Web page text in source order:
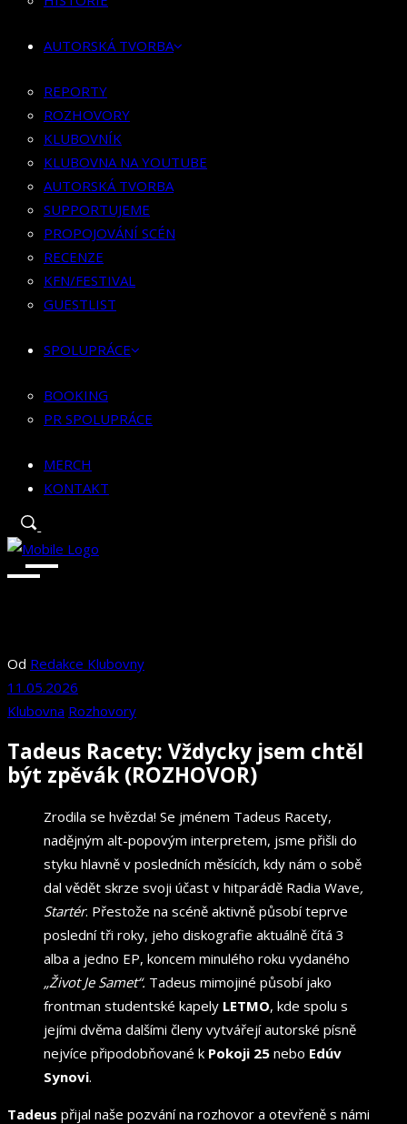
KLUBOVNA NA YOUTUBE
SUPPORTUJEME
PROPOJOVÁNÍ SCÉN
RECENZE
KFN/FESTIVAL
GUESTLIST
SPOLUPRÁCE
BOOKING
PR SPOLUPRÁCE
MERCH
AUTORSKÁ TVORBA
REPORTY
ROZHOVORY
KLUBOVNÍK
KLUBOVNA NA YOUTUBE
AUTORSKÁ TVORBA
SUPPORTUJEME
PROPOJOVÁNÍ SCÉN
RECENZE
KFN/FESTIVAL
GUESTLIST
SPOLUPRÁCE
BOOKING
PR SPOLUPRÁCE
MERCH
KONTAKT
Od Redakce Klubovny
11.05.2026
Klubovna Rozhovory
Tadeus Racety: Vždycky jsem chtěl
být zpěvák (ROZHOVOR)
Zrodila se hvězda! Se jménem Tadeus Racety,
nadějným alt-popovým interpretem, jsme přišli do
styku hlavně v posledních měsících, kdy nám o sobě
dal vědět skrze svoji účast v hitparádě Radia Wave,
Startér. Přestože na scéně aktivně působí teprve
poslední tři roky, jeho diskografie aktuálně čítá 3
alba a jedno EP, koncem minulého roku vydaného
„Život Je Samet“. Tadeus mimojiné působí jako
frontman studentské kapely LETMO, kde spolu s
jejími dvěma dalšími členy vytvářejí autorské písně
nejvíce připodobňované k Pokoji 25 nebo Edúv
Synovi.
Tadeus přijal naše pozvání na rozhovor a otevřeně s námi